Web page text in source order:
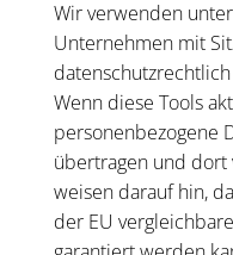
Wir verwenden
Unternehmen mit
Wenn diese Tools
personenbezogene
übertragen und
weisen darauf hin,
der EU